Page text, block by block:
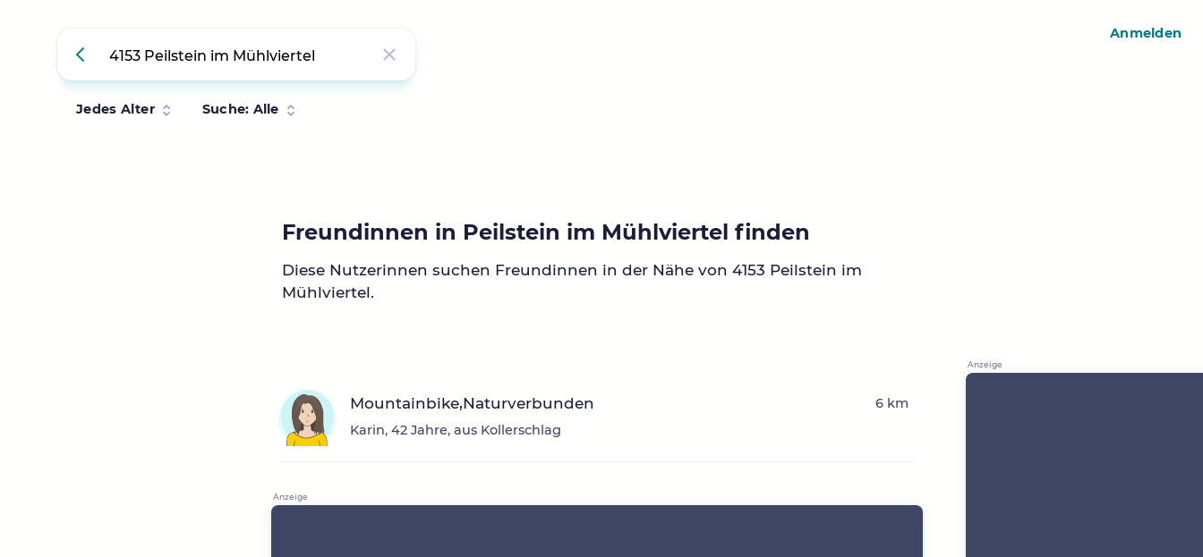
Jedes Alter Suche: Alle
Freundinnen in Peilstein im Mühlviertel finden
Diese Nutzerinnen suchen Freundinnen in der Nähe von 4153 Peilstein im
Mühlviertel.
Mountainbike,Naturverbunden
Karin, 42 Jahre, aus Kollerschlag
6 km
Anmelden